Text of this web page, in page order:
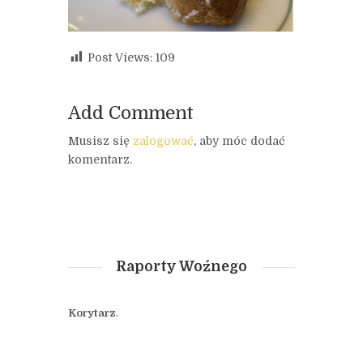
Post Views: 109
Add Comment
Musisz się zalogować, aby móc dodać
komentarz.
Raporty Woźnego
Korytarz.